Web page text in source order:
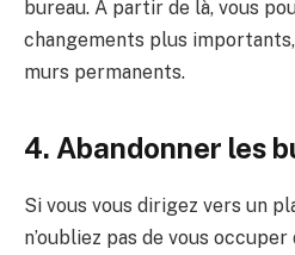
bureau. À partir de là, vous
changements plus
murs permanents.
4. Abandonner les
Si vous vous dirigez vers un
n’oubliez pas de vous